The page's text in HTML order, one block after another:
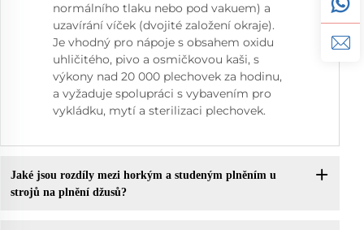
normálního tlaku nebo pod vakuem) a
uzavírání víček (dvojité založení okraje).
Je vhodný pro nápoje s obsahem oxidu
uhličitého, pivo a osmičkovou kaši, s
výkony nad 20 000 plechovek za hodinu,
a vyžaduje spolupráci s vybavením pro
vykládku, mytí a sterilizaci plechovek.
Jaké jsou rozdíly mezi horkým a studeným plněním u
strojů na plnění džusů?